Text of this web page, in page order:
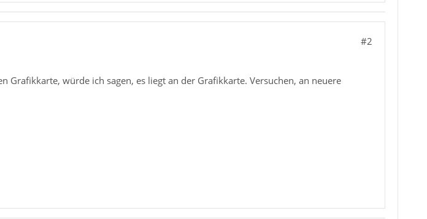
#2
Grafikkarte, würde ich sagen, es liegt an der Grafikkarte. Versuchen, an neuere